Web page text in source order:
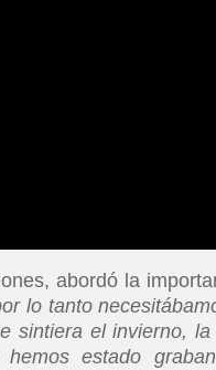
abordó la
lo tanto
sintiera el invierno,
estado